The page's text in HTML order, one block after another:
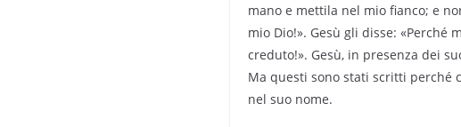
mano e mettila nel mio fianco; e
mio Dio!». Gesù gli disse:
creduto!». Gesù, in presenza dei
Ma questi sono stati scritti perché
nel suo nome.